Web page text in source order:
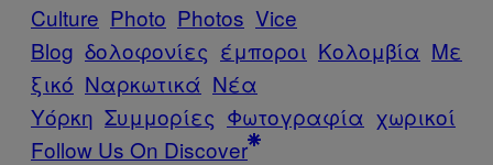
Culture Photo Photos Vice
Blog δολοφονίες έμποροι Κολομβία Με
ξικό Ναρκωτικά Νέα
Υόρκη Συμμορίες Φωτογραφία χωρικοί
Follow Us On Discover